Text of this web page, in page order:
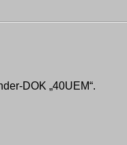
DOK „40UEM“.